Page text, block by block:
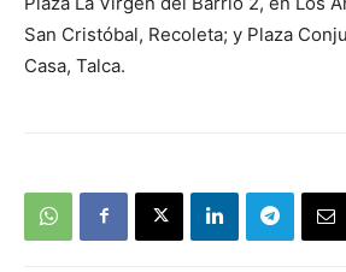
San Cristóbal, Recoleta; y Plaza
Casa, Talca.